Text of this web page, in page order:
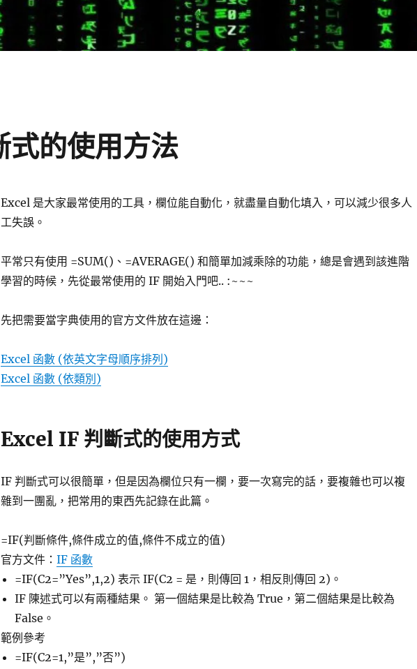
的使用方法
Excel 是大家最常使用的工具，欄位能自動化，就盡量自動化填入，可以減少很多人
工失誤。
平常只有使用 =SUM()、=AVERAGE() 和簡單加減乘除的功能，總是會遇到該進階
學習的時候，先從最常使用的 IF 開始入門吧.. :~~~
先把需要當字典使用的官方文件放在這邊：
Excel 函數 (依英文字母順序排列)
Excel 函數 (依類別)
Excel IF 判斷式的使用方式
IF 判斷式可以很簡單，但是因為欄位只有一欄，要一次寫完的話，要複雜也可以複
雜到一團亂，把常用的東西先記錄在此篇。
=IF(判斷條件,條件成立的值,條件不成立的值)
官方文件： IF 函數
=IF(C2=”Yes”,1,2) 表示 IF(C2 = 是，則傳回 1，相反則傳回 2)。
IF 陳述式可以有兩種結果。 第一個結果是比較為 True，第二個結果是比較為
False。
範例參考
=IF(C2=1,”是”,”否”)